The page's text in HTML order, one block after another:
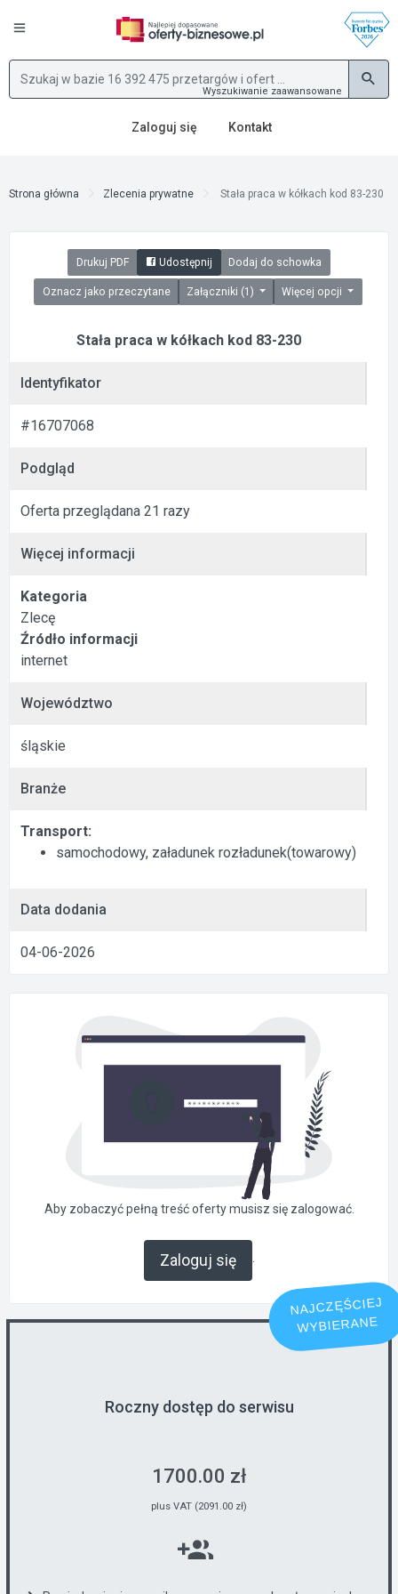
Wyszukiwanie zaawansowane
Zaloguj się Kontakt
Strona główna Zlecenia prywatne Stała praca w kółkach kod 83-230
Drukuj PDF Udostępnij Dodaj do schowka
Oznacz jako przeczytane Załączniki (1) Więcej opcji
Stała praca w kółkach kod 83-230
Identyfikator
#16707068
Podgląd
Oferta przeglądana 21 razy
Więcej informacji
Kategoria
Zlecę
Źródło informacji
internet
Województwo
śląskie
Branże
Transport:
samochodowy, załadunek rozładunek(towarowy)
Data dodania
04-06-2026
Aby zobaczyć pełną treść oferty musisz się zalogować.
Zaloguj się .
NAJCZĘŚCIEJ
WYBIERANE
Roczny dostęp do serwisu
1700.00 zł
plus VAT (2091.00 zł)